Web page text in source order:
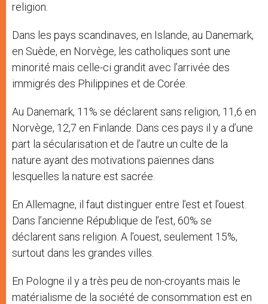
religion.
Dans les pays scandinaves, en Islande, au Danemark,
en Suède, en Norvège, les catholiques sont une
minorité mais celle-ci grandit avec l’arrivée des
immigrés des Philippines et de Corée.
Au Danemark, 11% se déclarent sans religion, 11,6 en
Norvège, 12,7 en Finlande. Dans ces pays il y a d’une
part la sécularisation et de l’autre un culte de la
nature ayant des motivations païennes dans
lesquelles la nature est sacrée.
En Allemagne, il faut distinguer entre l’est et l’ouest.
Dans l’ancienne République de l’est, 60% se
déclarent sans religion. A l’ouest, seulement 15%,
surtout dans les grandes villes.
En Pologne il y a très peu de non-croyants mais le
matérialisme de la société de consommation est en